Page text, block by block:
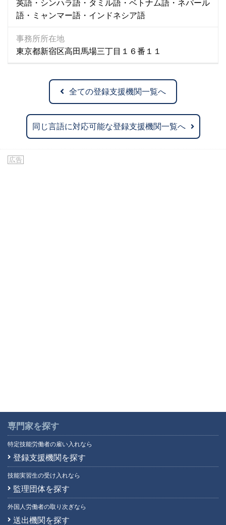
英語・シンハラ語・タミル語・ベトナム語・ネパール
語・ミャンマー語・インドネシア語
事務所所在地
東京都新宿区高田馬場三丁目１６番１１
全ての登録支援機関一覧へ
同じ言語に対応可能な登録支援機関一覧へ
広告
専門家を探す
特定技能労働者の雇い入れなら
登録支援機関を探す
技能実習生の受け入れなら
監理団体を探す
外国人労働者の取り次ぎなら
送出機関を探す